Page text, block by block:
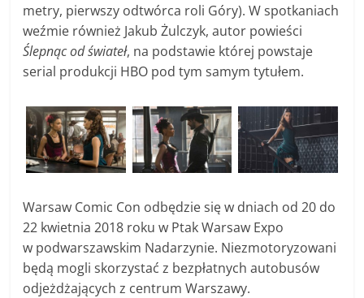
metry, pierwszy odtwórca roli Góry). W spotkaniach
weźmie również Jakub Żulczyk, autor powieści
Ślepnąc od świateł, na podstawie której powstaje
serial produkcji HBO pod tym samym tytułem.
Warsaw Comic Con odbędzie się w dniach od 20 do
22 kwietnia 2018 roku w Ptak Warsaw Expo
w podwarszawskim Nadarzynie. Niezmotoryzowani
będą mogli skorzystać z bezpłatnych autobusów
odjeżdżających z centrum Warszawy.